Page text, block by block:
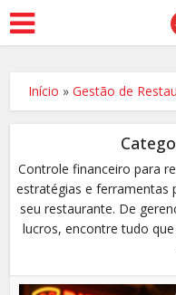
Início »Gestão de
Controle financeiro para
estratégias e ferramentas
seu restaurante. De
lucros, encontre tudo